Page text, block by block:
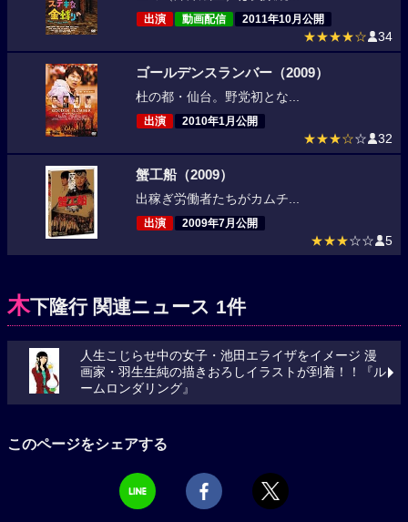
出演 動画配信 2011年10月公開
★★★★☆ 34
ゴールデンスランバー（2009）
杜の都・仙台。野党初とな...
出演 2010年1月公開
★★★☆☆ 32
蟹工船（2009）
出稼ぎ労働者たちがカムチ...
出演 2009年7月公開
★★★☆☆ 5
木下隆行 関連ニュース 1件
人生こじらせ中の女子・池田エライザをイメージ 漫
画家・羽生生純の描きおろしイラストが到着！！『ル
ームロンダリング』
このページをシェアする